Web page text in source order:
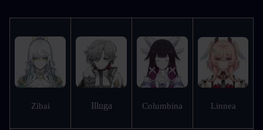
Zibai Illuga Columbina Linnea